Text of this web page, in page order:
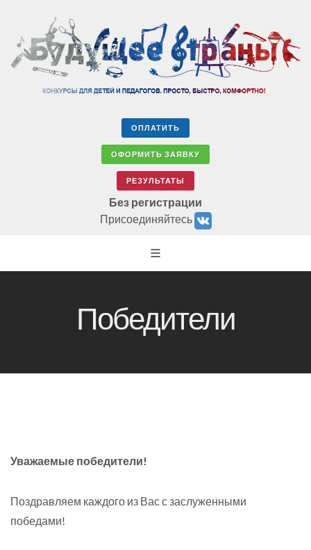
ОПЛАТИТЬ
ОФОРМИТЬ ЗАЯВКУ
РЕЗУЛЬТАТЫ
Без регистрации
Присоединяйтесь
Победители
Уважаемые победители!
Поздравляем каждого из Вас с заслуженными
победами!